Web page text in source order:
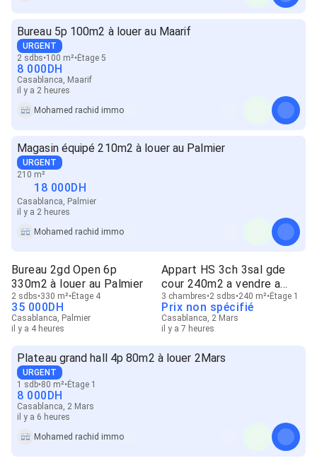
Bureau 5p 100m2 à louer au Maarif
URGENT
2 sdbs 100 m² Étage 5
8 000DH
Casablanca, Maarif
il y a 2 heures
Mohamed rachid immo
Magasin équipé 210m2 à louer au Palmier
URGENT
210 m²
18 000DH
Casablanca, Palmier
il y a 2 heures
Mohamed rachid immo
Bureau 2gd Open 6p
330m2 à louer au Palmier
2 sdbs 330 m² Étage 4
35 000DH
Casablanca, Palmier
il y a 4 heures
Plateau grand hall 4p 80m2 à louer 2Mars
URGENT
1 sdb 80 m² Étage 1
8 000DH
Casablanca, 2 Mars
il y a 6 heures
Mohamed rachid immo
Appart HS 3ch 3sal gde
cour 240m2 a vendre a
2Mars
3 chambres 2 sdbs 240 m² Étage 1
Prix non spécifié
Casablanca, 2 Mars
il y a 7 heures